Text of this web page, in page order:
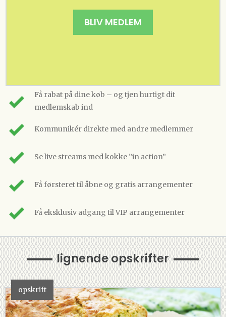
BLIV MEDLEM
Få rabat på dine køb – og tjen hurtigt dit
medlemskab ind
Kommunikér direkte med andre medlemmer
Se live streams med kokke ”in action”
Få førsteret til åbne og gratis arrangementer
Få eksklusiv adgang til VIP arrangementer
lignende opskrifter
opskrift